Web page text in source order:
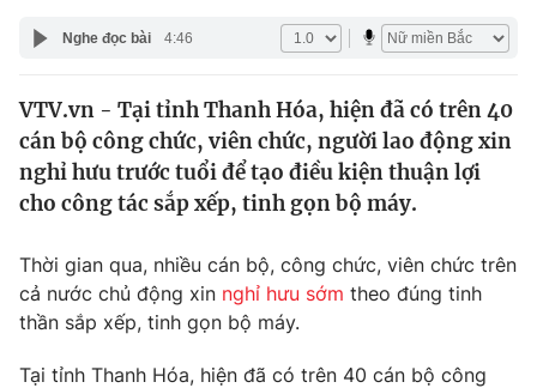
Thế giới
Tin tức
Câu chuyện quốc tế
Tài chính
Thị trường
Góc doanh nghiệp
Dữ liệu và đời sống
Truyền hình
Giáo dục
Nghe đọc bài 4:46
VTV.vn - Tại tỉnh Thanh Hóa, hiện đã có trên 40
cán bộ công chức, viên chức, người lao động xin
nghỉ hưu trước tuổi để tạo điều kiện thuận lợi
cho công tác sắp xếp, tinh gọn bộ máy.
Thời gian qua, nhiều cán bộ, công chức, viên chức trên
cả nước chủ động xin nghỉ hưu sớm theo đúng tinh
thần sắp xếp, tinh gọn bộ máy.
Tại tỉnh Thanh Hóa, hiện đã có trên 40 cán bộ công